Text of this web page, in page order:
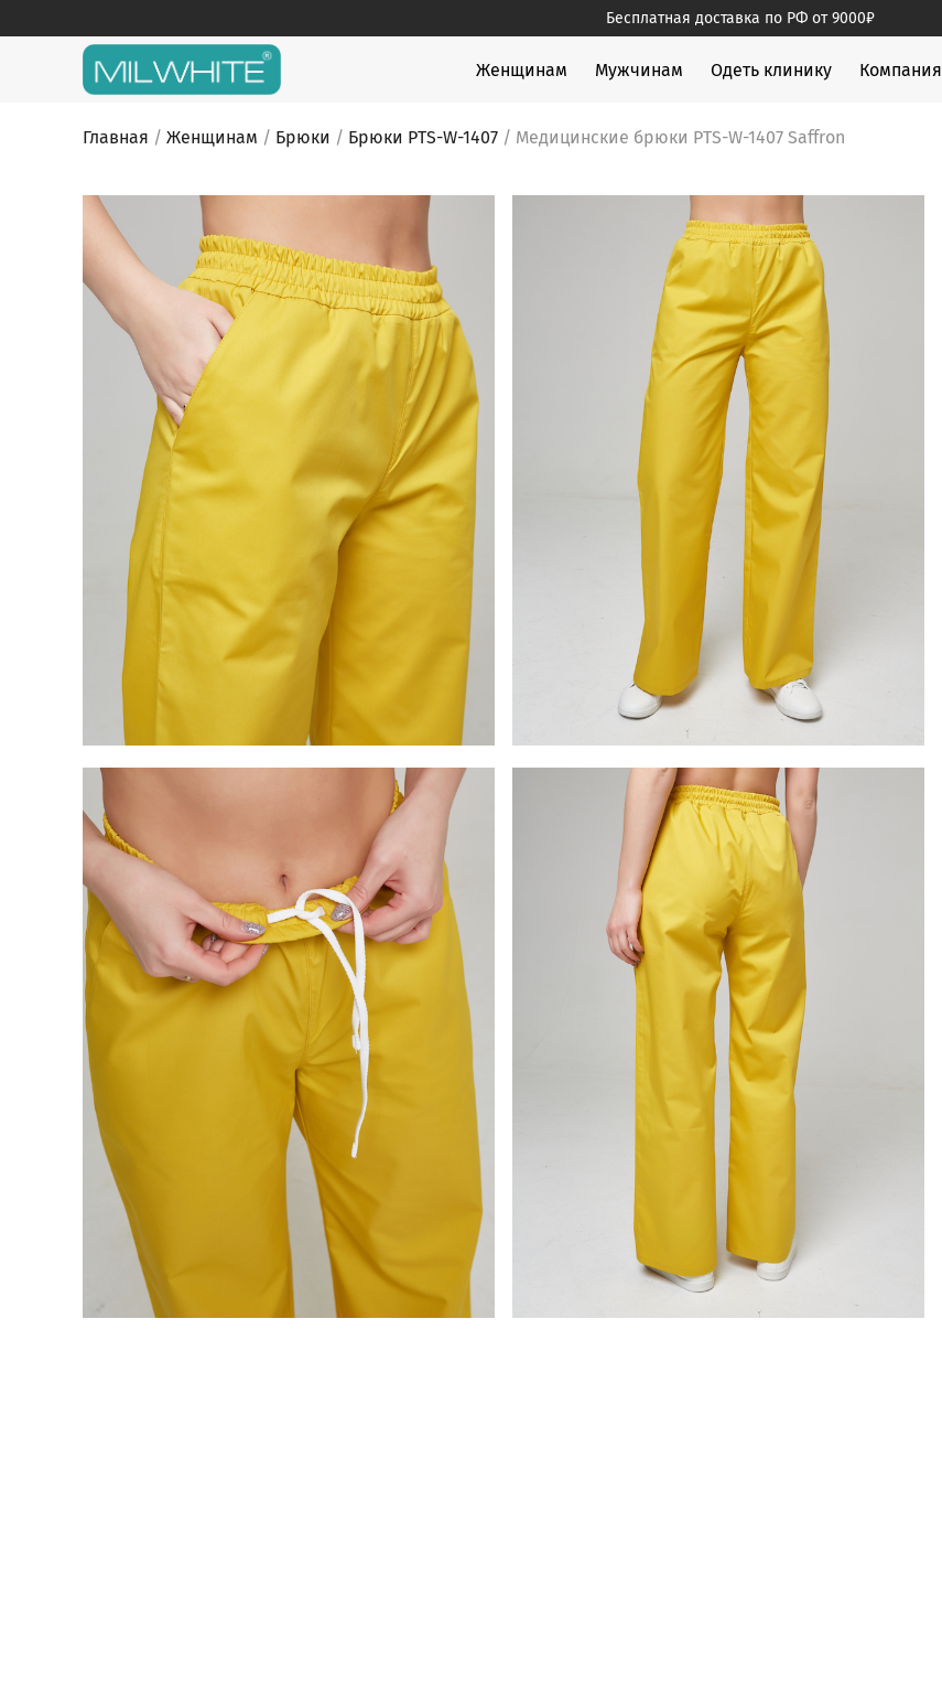
to
Бесплатная доставка по РФ от 9000₽
MILWHITE
MILWHITE — интернет магазин медицинской одеждыЖенщинам Мужчинам Одеть клинику Компания
Главная / Женщинам / Брюки / Брюки PTS-W-1407 / Медицинские брюки PTS-W-1407 Saffron